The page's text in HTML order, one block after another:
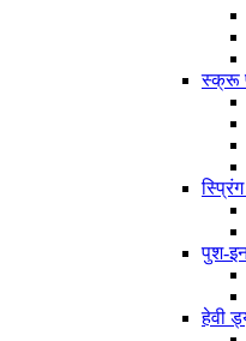
स्क्रू
पुश-
हेवी